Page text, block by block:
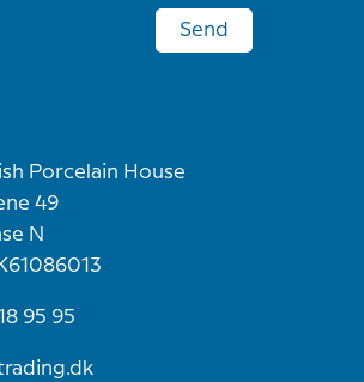
Send
Porcelain House
49
N
95 95